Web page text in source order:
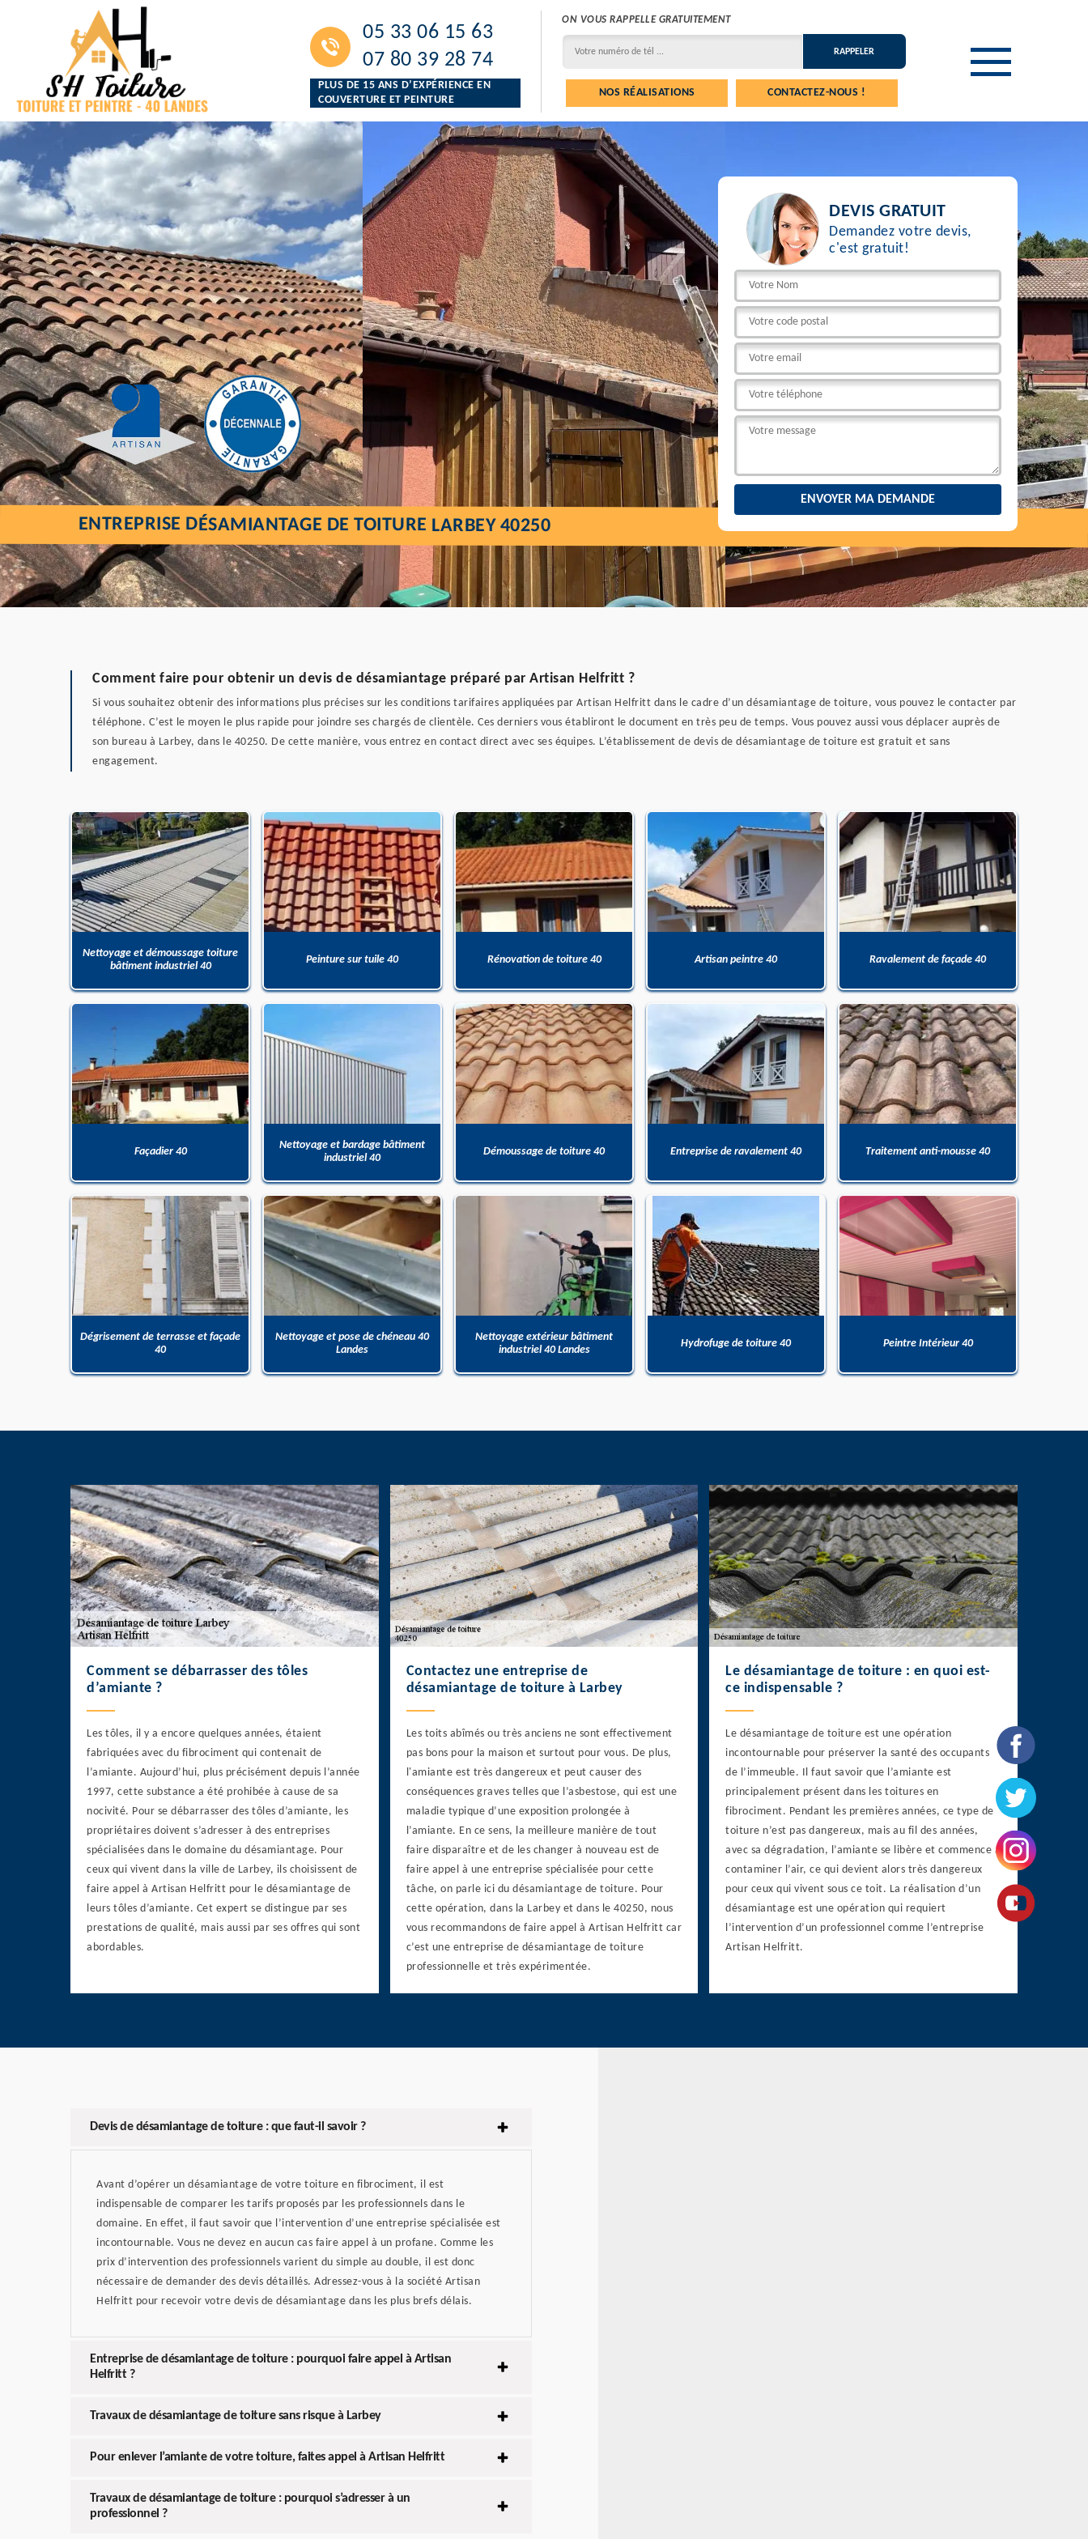
05 33 06 15 63
07 80 39 28 74
PLUS DE 15 ANS D’EXPÉRIENCE EN
COUVERTURE ET PEINTURE
ON VOUS RAPPELLE GRATUITEMENT
NOS RÉALISATIONS CONTACTEZ-NOUS !
DEVIS GRATUIT
Demandez votre devis,
c'est gratuit!
ENTREPRISE DÉSAMIANTAGE DE TOITURE LARBEY 40250
Comment faire pour obtenir un devis de désamiantage préparé par Artisan Helfritt ?
Si vous souhaitez obtenir des informations plus précises sur les conditions tarifaires appliquées par Artisan Helfritt dans le cadre d’un désamiantage de toiture, vous pouvez le contacter par
téléphone. C’est le moyen le plus rapide pour joindre ses chargés de clientèle. Ces derniers vous établiront le document en très peu de temps. Vous pouvez aussi vous déplacer auprès de
son bureau à Larbey, dans le 40250. De cette manière, vous entrez en contact direct avec ses équipes. L’établissement de devis de désamiantage de toiture est gratuit et sans
engagement.
Nettoyage et démoussage toiture
bâtiment industriel 40
Peinture sur tuile 40 Rénovation de toiture 40 Artisan peintre 40 Ravalement de façade 40
Façadier 40
Nettoyage et bardage bâtiment
industriel 40
Démoussage de toiture 40 Entreprise de ravalement 40 Traitement anti-mousse 40
Dégrisement de terrasse et façade
40
Nettoyage et pose de chéneau 40
Landes
Nettoyage extérieur bâtiment
industriel 40 Landes
Hydrofuge de toiture 40 Peintre Intérieur 40
Comment se débarrasser des tôles
d’amiante ?
Les tôles, il y a encore quelques années, étaient
fabriquées avec du fibrociment qui contenait de
l’amiante. Aujourd’hui, plus précisément depuis l’année
1997, cette substance a été prohibée à cause de sa
nocivité. Pour se débarrasser des tôles d’amiante, les
propriétaires doivent s’adresser à des entreprises
spécialisées dans le domaine du désamiantage. Pour
ceux qui vivent dans la ville de Larbey, ils choisissent de
faire appel à Artisan Helfritt pour le désamiantage de
leurs tôles d’amiante. Cet expert se distingue par ses
prestations de qualité, mais aussi par ses offres qui sont
abordables.
Contactez une entreprise de
désamiantage de toiture à Larbey
Les toits abîmés ou très anciens ne sont effectivement
pas bons pour la maison et surtout pour vous. De plus,
l'amiante est très dangereux et peut causer des
conséquences graves telles que l’asbestose, qui est une
maladie typique d’une exposition prolongée à
l’amiante. En ce sens, la meilleure manière de tout
faire disparaître et de les changer à nouveau est de
faire appel à une entreprise spécialisée pour cette
tâche, on parle ici du désamiantage de toiture. Pour
cette opération, dans la Larbey et dans le 40250, nous
vous recommandons de faire appel à Artisan Helfritt car
c’est une entreprise de désamiantage de toiture
professionnelle et très expérimentée.
Le désamiantage de toiture : en quoi est-
ce indispensable ?
Le désamiantage de toiture est une opération
incontournable pour préserver la santé des occupants
de l’immeuble. Il faut savoir que l’amiante est
principalement présent dans les toitures en
fibrociment. Pendant les premières années, ce type de
toiture n’est pas dangereux, mais au fil des années,
avec sa dégradation, l’amiante se libère et commence à
contaminer l’air, ce qui devient alors très dangereux
pour ceux qui vivent sous ce toit. La réalisation d’un
désamiantage est une opération qui requiert
l’intervention d’un professionnel comme l’entreprise
Artisan Helfritt.
Devis de désamiantage de toiture : que faut-il savoir ?
Avant d’opérer un désamiantage de votre toiture en fibrociment, il est
indispensable de comparer les tarifs proposés par les professionnels dans le
domaine. En effet, il faut savoir que l’intervention d’une entreprise spécialisée est
incontournable. Vous ne devez en aucun cas faire appel à un profane. Comme les
prix d’intervention des professionnels varient du simple au double, il est donc
nécessaire de demander des devis détaillés. Adressez-vous à la société Artisan
Helfritt pour recevoir votre devis de désamiantage dans les plus brefs délais.
Entreprise de désamiantage de toiture : pourquoi faire appel à Artisan
Helfritt ?
Travaux de désamiantage de toiture sans risque à Larbey
Pour enlever l’amiante de votre toiture, faites appel à Artisan Helfritt
Travaux de désamiantage de toiture : pourquoi s’adresser à un
professionnel ?